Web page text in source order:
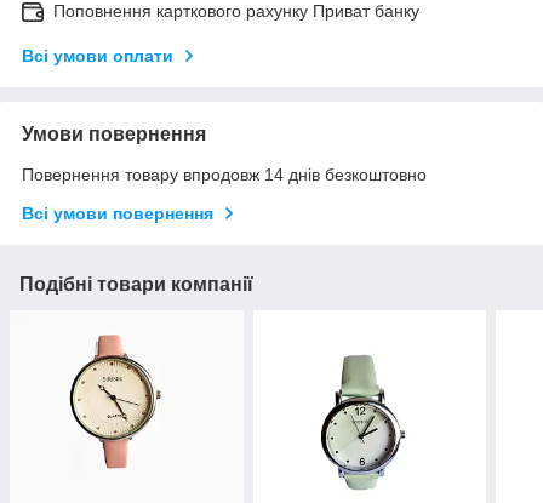
Поповнення карткового рахунку Приват банку
Всі умови оплати
Умови повернення
Повернення товару впродовж 14 днів безкоштовно
Всі умови повернення
Подібні товари компанії